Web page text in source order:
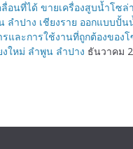
อนที่ได้ ขายเครื่องสูบน้ำโซล่
ลำปาง เชียงราย ออกแบบปั้
และการใช้งานที่ถูกต้องของ
ใหม่ ลำพูน ลำปาง ธันวาคม